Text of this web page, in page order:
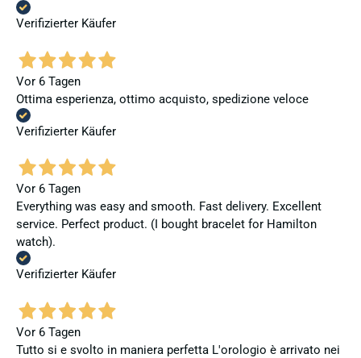
Verifizierter Käufer
Vor 6 Tagen
Ottima esperienza, ottimo acquisto, spedizione veloce
Verifizierter Käufer
Vor 6 Tagen
Everything was easy and smooth. Fast delivery. Excellent
service. Perfect product. (I bought bracelet for Hamilton
watch).
Verifizierter Käufer
Vor 6 Tagen
Tutto si e svolto in maniera perfetta L'orologio è arrivato nei